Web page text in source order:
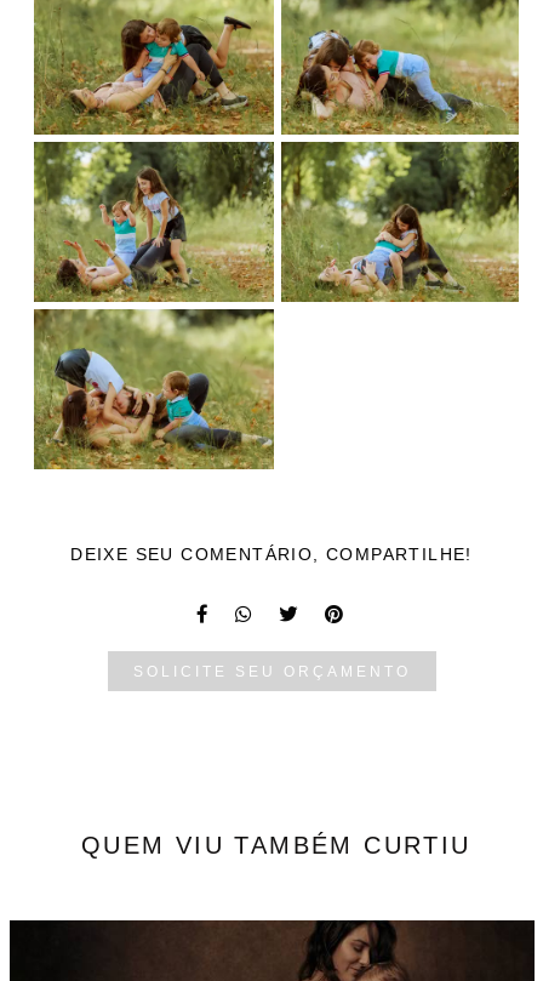
DEIXE SEU COMENTÁRIO, COMPARTILHE!
SOLICITE SEU ORÇAMENTO
QUEM VIU TAMBÉM CURTIU